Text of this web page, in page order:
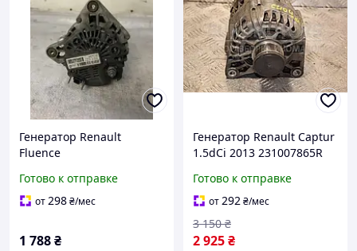
Генератор Renault
Fluence
Готово к отправке
от298₴/мес
1 788₴
Генератор Renault Captur
1.5dCi 2013 231007865R
Готово к отправке
от292₴/мес
2 925₴
3 150 ₴